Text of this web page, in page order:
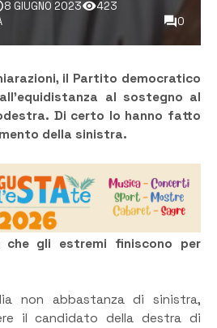
8 GIUGNO 2023
423
0
il Partito democratico
al sostegno al
Di certo lo hanno fatto
della sinistra.
che gli estremi finiscono per
non abbastanza di sinistra,
il candidato della destra di